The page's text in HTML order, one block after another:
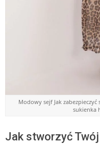
Modowy sejf Jak
sukienka
Jak stworzyć